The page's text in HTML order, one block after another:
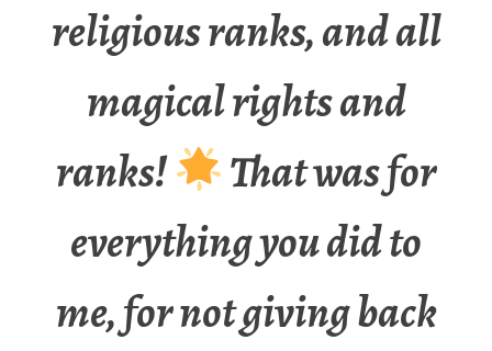
religious ranks, and all
magical rights and
ranks!
That was for
everything you did to
me, for not giving back